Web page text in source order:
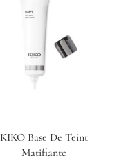
KIKO Base De Teint
Matifiante